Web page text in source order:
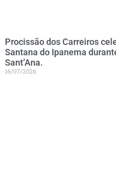
Procissão dos Carreiros
Santana do Ipanema
Sant’Ana.
16/07/2026